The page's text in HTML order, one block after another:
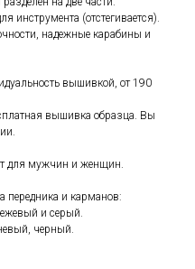
(отстегивается).
надежные карабины и
вышивкой, от 190
вышивка образца. Вы
для мужчин и женщин.
передника и карманов:
и серый.
черный.